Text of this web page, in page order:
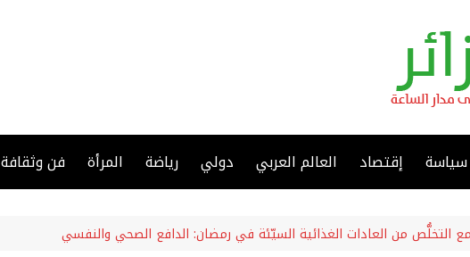
سياسة إقتصاد العالم العربي دولي رياضة المرأة فن وثقافة
التخلُّص من العادات الغذائية السيّئة في رمضان: الدافع الصحي والنفسي